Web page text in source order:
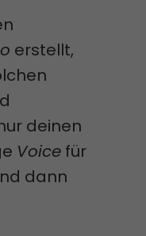
erstellt,
deinen
Voice für
dann